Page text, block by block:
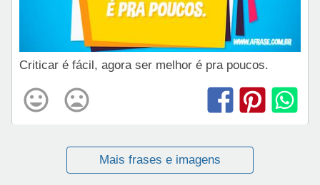
Criticar é fácil, agora ser melhor é pra poucos.
Mais frases e imagens